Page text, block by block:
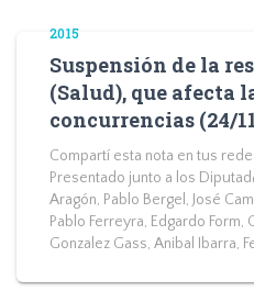
2015
Suspensión de la
(Salud), que afecta
concurrencias (24/
Compartí esta nota en tus
Presentado junto a los
Aragón, Pablo Bergel, José
Pablo Ferreyra, Edgardo Form,
Gonzalez Gass, Anibal Ibarra,